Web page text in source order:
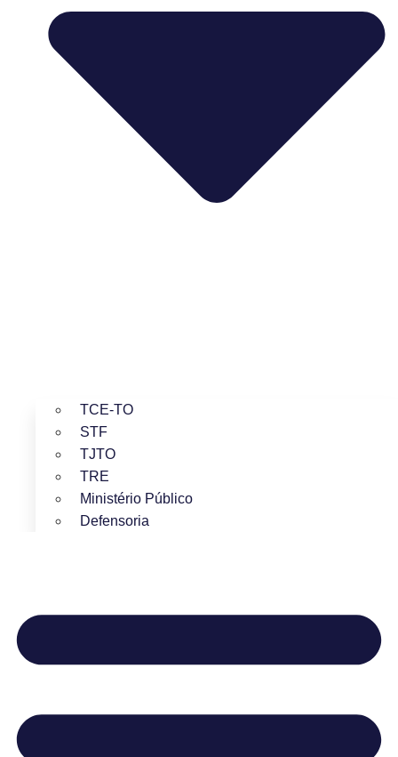
TCE-TO
STF
TJTO
TRE
Ministério Público
Defensoria